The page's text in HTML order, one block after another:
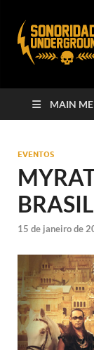
MAIN
EVENTOS
15 de janeiro de